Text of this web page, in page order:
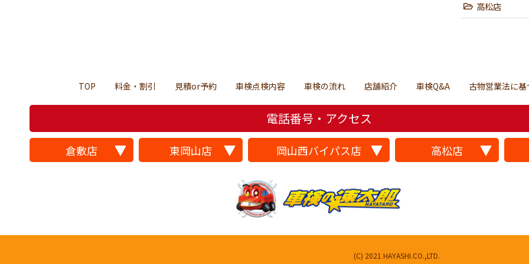
高松店
TOP 料金・割引 見積or予約 車検点検内容 車検の流れ 店舗紹介 車検Q&A 古物営業法に
電話番号・アクセス
倉敷店 東岡山店 岡山西バイパス店 高松店
(C) 2021 HAYASHI.CO.,LTD.